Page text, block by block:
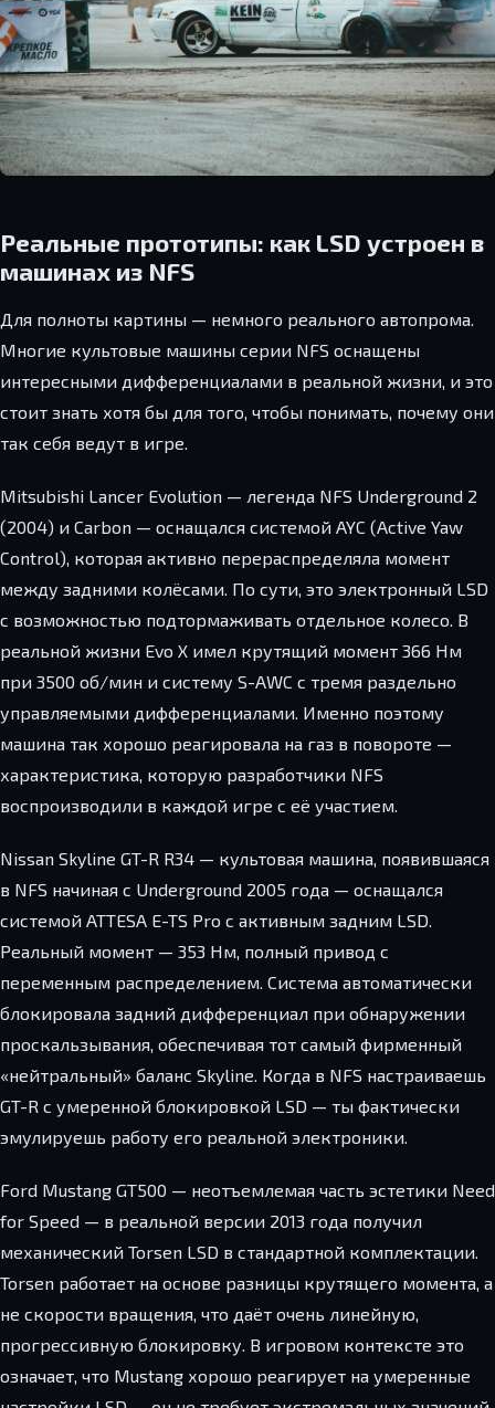
Реальные прототипы: как LSD устроен в
машинах из NFS
Для полноты картины — немного реального автопрома.
Многие культовые машины серии NFS оснащены
интересными дифференциалами в реальной жизни, и это
стоит знать хотя бы для того, чтобы понимать, почему они
так себя ведут в игре.
Mitsubishi Lancer Evolution — легенда NFS Underground 2
(2004) и Carbon — оснащался системой AYC (Active Yaw
Control), которая активно перераспределяла момент
между задними колёсами. По сути, это электронный LSD
с возможностью подтормаживать отдельное колесо. В
реальной жизни Evo X имел крутящий момент 366 Нм
при 3500 об/мин и систему S-AWC с тремя раздельно
управляемыми дифференциалами. Именно поэтому
машина так хорошо реагировала на газ в повороте —
характеристика, которую разработчики NFS
воспроизводили в каждой игре с её участием.
Nissan Skyline GT-R R34 — культовая машина, появившаяся
в NFS начиная с Underground 2005 года — оснащался
системой ATTESA E-TS Pro с активным задним LSD.
Реальный момент — 353 Нм, полный привод с
переменным распределением. Система автоматически
блокировала задний дифференциал при обнаружении
проскальзывания, обеспечивая тот самый фирменный
«нейтральный» баланс Skyline. Когда в NFS настраиваешь
GT-R с умеренной блокировкой LSD — ты фактически
эмулируешь работу его реальной электроники.
Ford Mustang GT500 — неотъемлемая часть эстетики Need
for Speed — в реальной версии 2013 года получил
механический Torsen LSD в стандартной комплектации.
Torsen работает на основе разницы крутящего момента, а
не скорости вращения, что даёт очень линейную,
прогрессивную блокировку. В игровом контексте это
означает, что Mustang хорошо реагирует на умеренные